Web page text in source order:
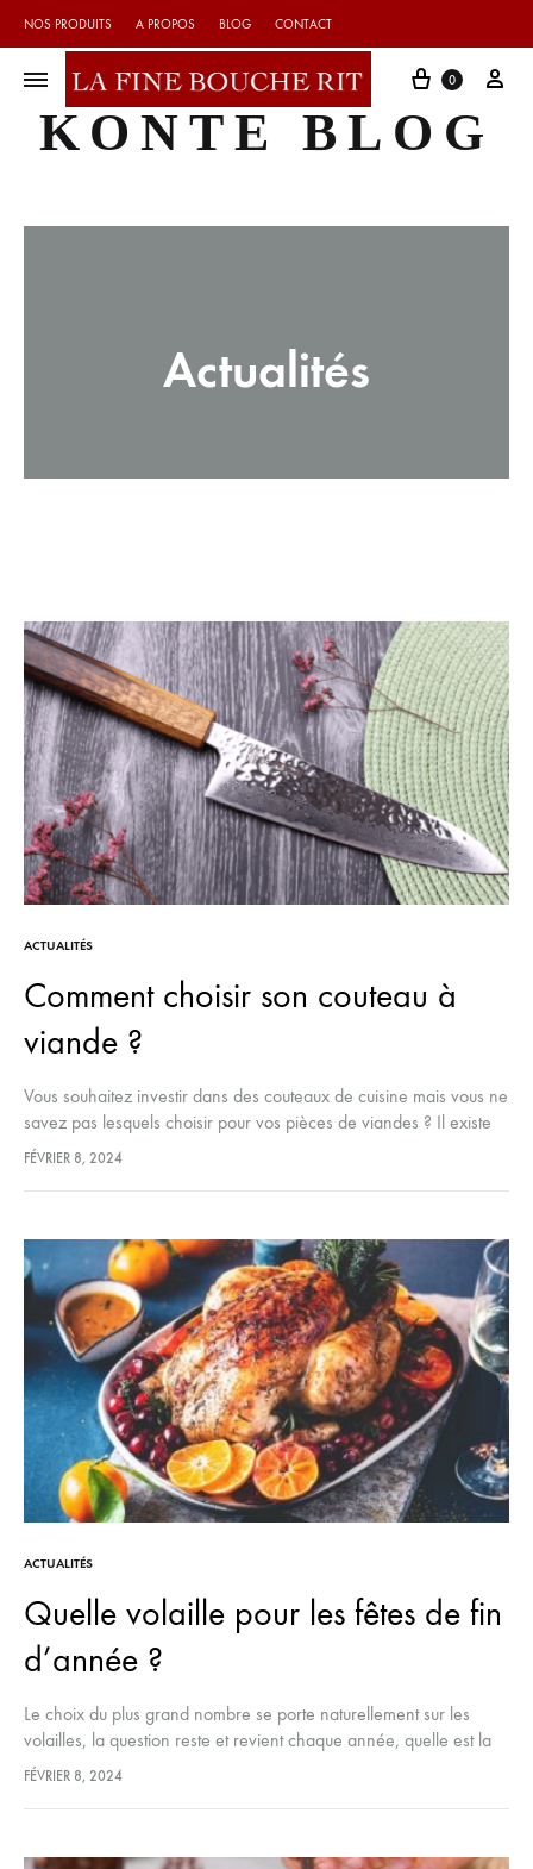
NOS PRODUITS A PROPOS BLOG CONTACT
Cart
0
KONTE BLOG
Actualités
ACTUALITÉS
Comment choisir son couteau à
viande ?
Vous souhaitez investir dans des couteaux de cuisine mais vous ne
savez pas lesquels choisir pour vos pièces de viandes ? Il existe
différents types de couteaux, des longs, des…
FÉVRIER 8, 2024
ACTUALITÉS
Quelle volaille pour les fêtes de fin
d’année ?
Le choix du plus grand nombre se porte naturellement sur les
volailles, la question reste et revient chaque année, quelle est la
meilleure volailles pour les repas de Noël et…
FÉVRIER 8, 2024